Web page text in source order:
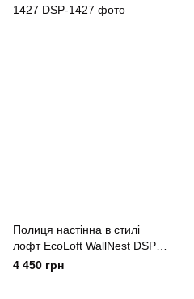
Полиця настінна в стилі
лофт EcoLoft WallNest DSP-
1427
4 450 грн